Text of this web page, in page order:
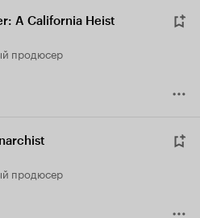
A California Heist
продюсер
продюсер